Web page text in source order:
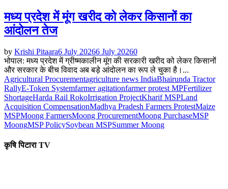
मध्य प्रदेश में मूंग खरीद को लेकर किसानों का
आंदोलन तेज
by Krishi Pitaara6 July 20266 July 20260
भोपाल: मध्य प्रदेश में ग्रीष्मकालीन मूंग की सरकारी खरीद को लेकर किसानों
और सरकार के बीच विवाद अब बड़े आंदोलन का रूप ले चुका है।...
Agricultural Procurementagriculture news IndiaBhairunda Tractor
RallyE-Token Systemfarmer agitationfarmer protest MPFertilizer
ShortageHarda Rail RokoIrrigation ProjectKharif MSPLand
Acquisition CompensationMadhya Pradesh Farmers ProtestMaize
MSPMoong FarmersMoong ProcurementMoong PurchaseMSP
MoongMSP PolicySoybean MSPSummer Moong
कृषि पिटारा TV